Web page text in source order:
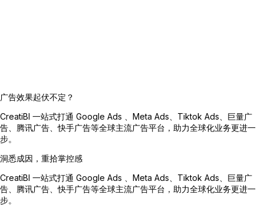
广告效果起伏不定？
CreatiBI 一站式打通 Google Ads 、Meta Ads、Tiktok Ads、巨量广
告、腾讯广告、快手广告等全球主流广告平台，助力全球化业务更进一
步。
洞悉成因，重拾掌控感
CreatiBI 一站式打通 Google Ads 、Meta Ads、Tiktok Ads、巨量广
告、腾讯广告、快手广告等全球主流广告平台，助力全球化业务更进一
步。